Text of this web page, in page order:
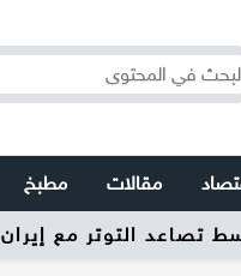
مقالات مطبخ
تصاعد التوتر مع إيران